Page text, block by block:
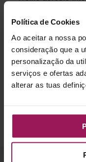
Política de Cookies
Ao aceitar a nossa
consideração que a
personalização da
serviços e ofertas
alterar as tuas
A aeróbica